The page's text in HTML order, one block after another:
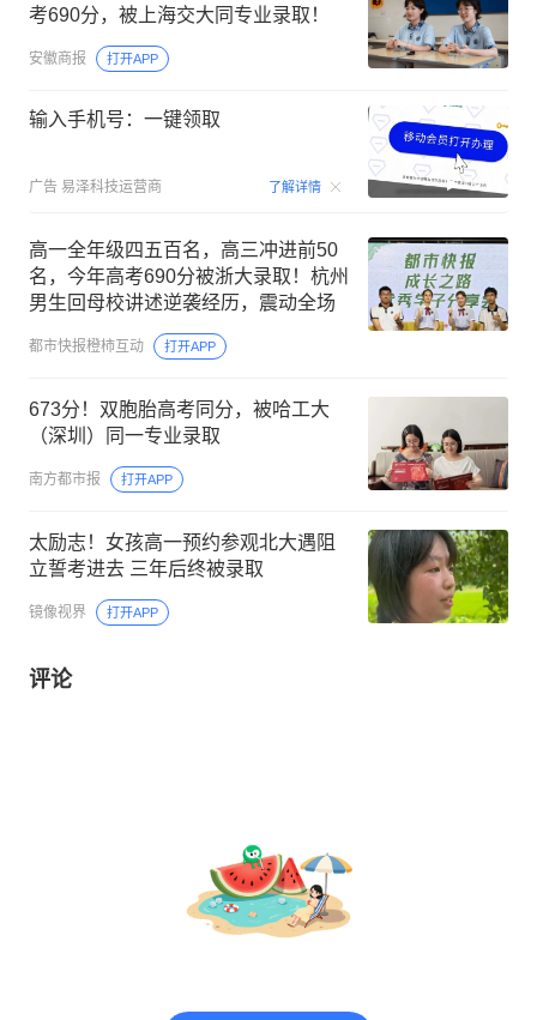
考690分，被上海交大同专业录取！
安徽商报 打开APP
输入手机号：一键领取
广告 易泽科技运营商 了解详情 00:15
高一全年级四五百名，高三冲进前50
名，今年高考690分被浙大录取！杭州
男生回母校讲述逆袭经历，震动全场
都市快报橙柿互动 打开APP
673分！双胞胎高考同分，被哈工大
（深圳）同一专业录取
南方都市报 打开APP
太励志！女孩高一预约参观北大遇阻
立誓考进去 三年后终被录取
镜像视界 打开APP
评论